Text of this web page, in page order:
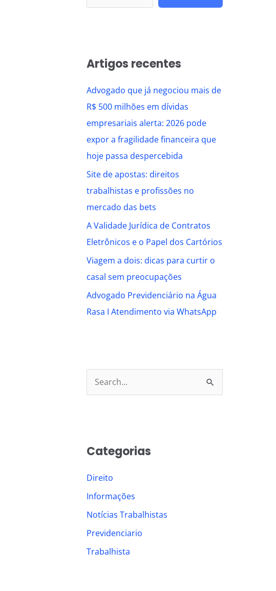
Artigos recentes
Advogado que já negociou mais de
R$ 500 milhões em dívidas
empresariais alerta: 2026 pode
expor a fragilidade financeira que
hoje passa despercebida
Site de apostas: direitos
trabalhistas e profissões no
mercado das bets
A Validade Jurídica de Contratos
Eletrônicos e o Papel dos Cartórios
Viagem a dois: dicas para curtir o
casal sem preocupações
Advogado Previdenciário na Água
Rasa I Atendimento via WhatsApp
c
f
o
r
:
Categorias
Direito
Informações
Notícias Trabalhistas
Previdenciario
Trabalhista